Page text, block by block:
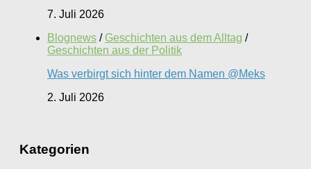
7. Juli 2026
Blognews / Geschichten aus dem Alltag /
Geschichten aus der Politik
Was verbirgt sich hinter dem Namen @Meks
2. Juli 2026
Kategorien